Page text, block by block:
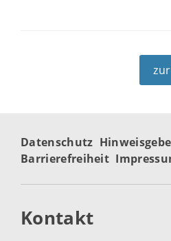
Datenschutz
Barrierefreiheit
Kontakt